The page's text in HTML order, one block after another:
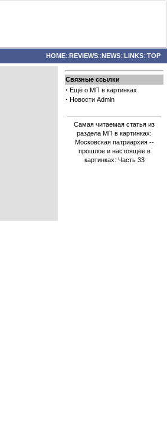
HOME::REVIEWS::NEWS::LINKS::TOP
Связные ссылки
· Ещё о МП в картинках
· Новости Admin
Самая читаемая статья из
раздела МП в картинках:
Московская патриархия --
прошлое и настоящее в
картинках: Часть 33